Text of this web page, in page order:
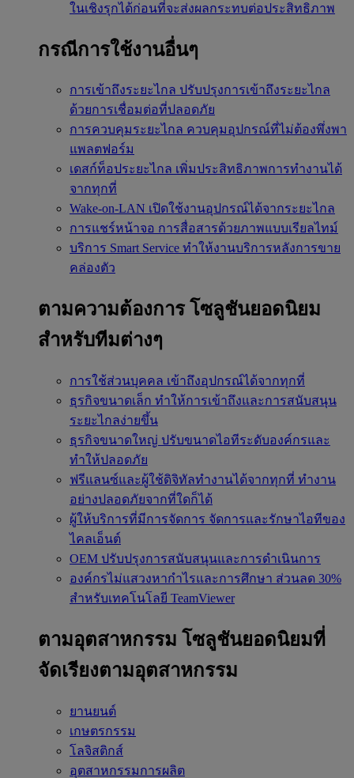
ในเชิงรุกได้ก่อนที่จะส่งผลกระทบต่อประสิทธิภาพ
กรณีการใช้งานอื่นๆ
การเข้าถึงระยะไกล ปรับปรุงการเข้าถึงระยะไกล
ด้วยการเชื่อมต่อที่ปลอดภัย
การควบคุมระยะไกล ควบคุมอุปกรณ์ที่ไม่ต้องพึ่งพา
แพลตฟอร์ม
เดสก์ท็อประยะไกล เพิ่มประสิทธิภาพการทำงานได้
จากทุกที่
Wake-on-LAN เปิดใช้งานอุปกรณ์ได้จากระยะไกล
การแชร์หน้าจอ การสื่อสารด้วยภาพแบบเรียลไทม์
บริการ Smart Service ทำให้งานบริการหลังการขาย
คล่องตัว
ตามความต้องการ โซลูชันยอดนิยม
สำหรับทีมต่างๆ
การใช้ส่วนบุคคล เข้าถึงอุปกรณ์ได้จากทุกที่
ธุรกิจขนาดเล็ก ทำให้การเข้าถึงและการสนับสนุน
ระยะไกลง่ายขึ้น
ธุรกิจขนาดใหญ่ ปรับขนาดไอทีระดับองค์กรและ
ทำให้ปลอดภัย
ฟรีแลนซ์และผู้ใช้ดิจิทัลทำงานได้จากทุกที่ ทำงาน
อย่างปลอดภัยจากที่ใดก็ได้
ผู้ให้บริการที่มีการจัดการ จัดการและรักษาไอทีของ
ไคลเอ็นต์
OEM ปรับปรุงการสนับสนุนและการดำเนินการ
องค์กรไม่แสวงหากำไรและการศึกษา ส่วนลด 30%
สำหรับเทคโนโลยี TeamViewer
ตามอุตสาหกรรม โซลูชันยอดนิยมที่
จัดเรียงตามอุตสาหกรรม
ยานยนต์
เกษตรกรรม
โลจิสติกส์
อุตสาหกรรมการผลิต